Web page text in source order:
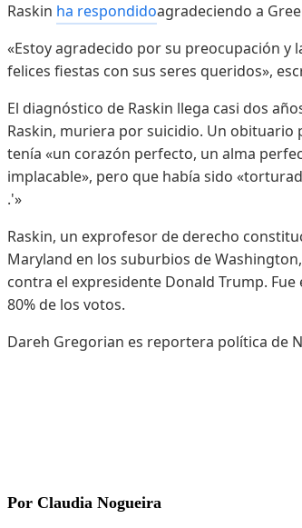
Raskin ha respondidoagradeciendo a
«Estoy agradecido por su preocupación y
felices fiestas con sus seres queridos»,
El diagnóstico de Raskin llega casi dos
Raskin, muriera por suicidio. Un obituario
tenía «un corazón perfecto, un alma
implacable», pero que había sido
.'»
Raskin, un exprofesor de derecho
Maryland en los suburbios de
contra el expresidente Donald Trump.
80% de los votos.
Dareh Gregorian es reportera política de
Por Claudia Nogueira